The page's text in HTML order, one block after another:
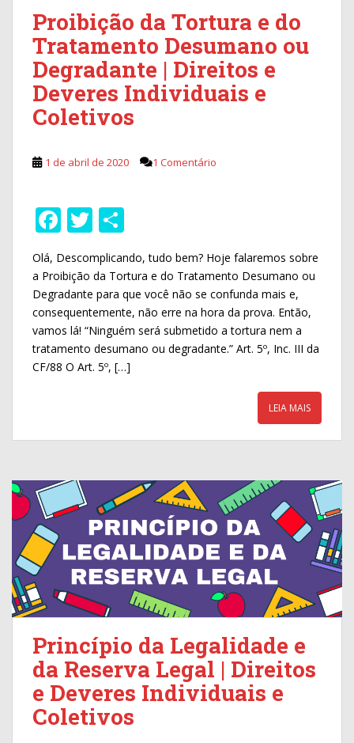
Proibição da Tortura e do
Tratamento Desumano ou
Degradante | Direitos e
Deveres Individuais e
Coletivos
1 de abril de 2020 1 Comentário
F
ac
e
b
o
o
k
T
w
itt
er
h
ar
e
Olá, Descomplicando, tudo bem? Hoje falaremos sobre
a Proibição da Tortura e do Tratamento Desumano ou
Degradante para que você não se confunda mais e,
consequentemente, não erre na hora da prova. Então,
vamos lá! “Ninguém será submetido a tortura nem a
tratamento desumano ou degradante.” Art. 5º, Inc. III da
CF/88 O Art. 5º, […]
LEIA MAIS
Princípio da Legalidade e
da Reserva Legal | Direitos
e Deveres Individuais e
Coletivos